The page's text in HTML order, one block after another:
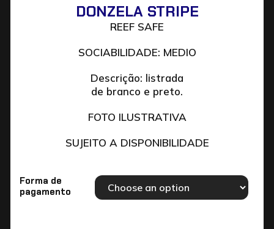
DONZELA STRIPE
REEF SAFE
SOCIABILIDADE: MEDIO
Descrição: listrada
de branco e preto.
FOTO ILUSTRATIVA
SUJEITO A DISPONIBILIDADE
Forma de
pagamento